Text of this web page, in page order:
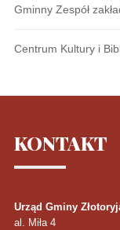
Gminny Zespół
Centrum Kultury i
KONTAKT
Urząd Gminy
al. Miła 4